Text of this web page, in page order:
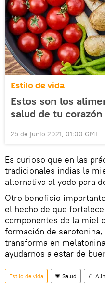
Estilo de vida
Estos son los
salud de tu corazón
25 de junio 2021, 01:00 GMT
Es curioso que en las
tradicionales indias la
alternativa al yodo para
Otro beneficio
el hecho de que
componentes de la miel
formación de
transforma en
ayudarnos a estar de
Estilo de vida 💗 Salud 🥚